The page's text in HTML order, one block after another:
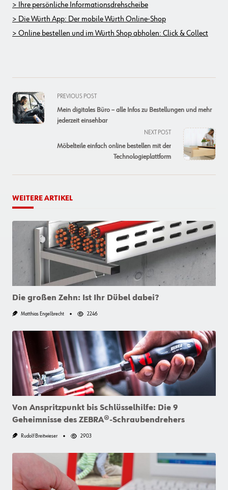
> Ihre persönliche Informationsdrehscheibe
> Die Würth App: Der mobile Würth Online-Shop
> Online bestellen und im Würth Shop abholen: Click & Collect
<span
class="nav-
subtitle
PREVIOUS POST
Mein digitales Büro – alle Infos zu Bestellungen und mehr
jederzeit einsehbar
NEXT POST
Möbelteile einfach online bestellen mit der
Technologieplattform
WEITERE ARTIKEL
Die großen Zehn: Ist Ihr Dübel dabei?
Matthias Engelbrecht 2246
Von Anspritzpunkt bis Schlüsselhilfe: Die 9
Geheimnisse des ZEBRA®-Schraubendrehers
Rudolf Breitwieser 2903